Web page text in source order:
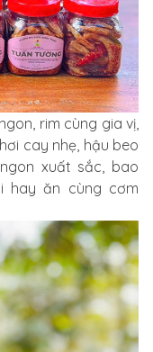
rim cùng gia vị,
cay nhẹ, hậu beo
xuất sắc, bao
hay ăn cùng cơm